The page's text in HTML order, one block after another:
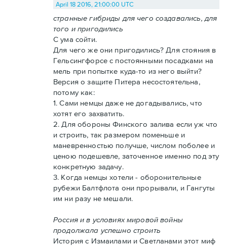
April 18 2016, 21:00:00 UTC
странные гибриды для чего создавались, для
того и пригодились
С ума сойти.
Для чего же они пригодились? Для стояния в
Гельсингфорсе с постоянными посадками на
мель при попытке куда-то из него выйти?
Версия о защите Питера несостоятельна,
потому как:
1. Сами немцы даже не догадывались, что
хотят его захватить.
2. Для обороны Финского залива если уж что
и строить, так размером поменьше и
маневренностью получше, числом поболее и
ценою подешевле, заточенное именно под эту
конкретную задачу.
3. Когда немцы хотели - оборонительные
рубежи Балтфлота они прорывали, и Гангуты
им ни разу не мешали.
Россия и в условиях мировой войны
продолжала успешно строить
История с Измаилами и Светланами этот миф